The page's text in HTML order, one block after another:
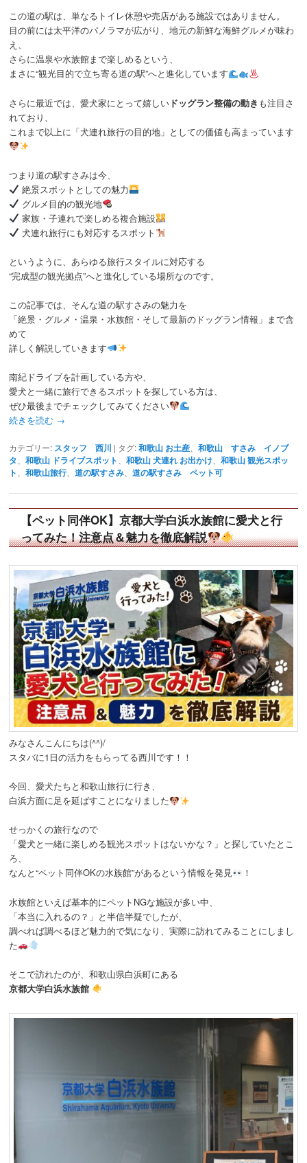
この道の駅は、単なるトイレ休憩や売店がある施設ではありません。
目の前には太平洋のパノラマが広がり、地元の新鮮な海鮮グルメが味わ
え、
さらに温泉や水族館まで楽しめるという、
まさに“観光目的で立ち寄る道の駅”へと進化しています
さらに最近では、愛犬家にとって嬉しい ドッグラン整備の動き も注目さ
れており、
これまで以上に「犬連れ旅行の目的地」としての価値も高まっています
つまり道の駅すさみは今、
絶景スポットとしての魅力
グルメ目的の観光地
家族・子連れで楽しめる複合施設
犬連れ旅行にも対応するスポット
というように、あらゆる旅行スタイルに対応する
“完成型の観光拠点”へと進化している場所なのです。
この記事では、そんな道の駅すさみの魅力を
「絶景・グルメ・温泉・水族館・そして最新のドッグラン情報」まで含
めて
詳しく解説していきます
南紀ドライブを計画している方や、
愛犬と一緒に旅行できるスポットを探している方は、
ぜひ最後までチェックしてみてください
続きを読む →
カテゴリー: スタッフ 西川 | タグ: 和歌山 お土産 、和歌山 すさみ イノブ
タ 、和歌山 ドライブスポット 、和歌山 犬連れ お出かけ 、和歌山 観光スポッ
ト
、和歌山旅行、道の駅すさみ 、道の駅すさみ ペット可
【ペット同伴OK】京都大学白浜水族館に愛犬と行
ってみた！注意点＆魅力を徹底解説
みなさんこんにちは(^^)/
スタバに1日の活力をもらってる西川です！！
今回、愛犬たちと和歌山旅行に行き、
白浜方面に足を延ばすことになりました
せっかくの旅行なので
「愛犬と一緒に楽しめる観光スポットはないかな？」と探していたとこ
ろ、
なんと“ペット同伴OKの水族館”があるという情報を発見
！
水族館といえば基本的にペットNGな施設が多い中、
「本当に入れるの？」と半信半疑でしたが、
調べれば調べるほど魅力的で気になり、実際に訪れてみることにしまし
た
そこで訪れたのが、和歌山県白浜町にある
京都大学白浜水族館